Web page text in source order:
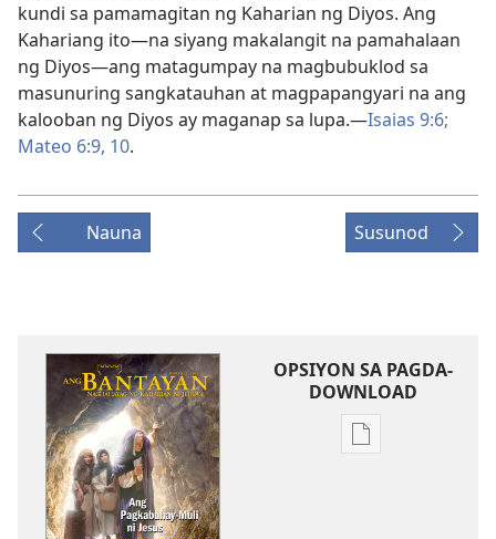
kundi sa pamamagitan ng Kaharian ng Diyos. Ang
Kahariang ito​—na siyang makalangit na pamahalaan
ng Diyos​—​ang matagumpay na magbubuklod sa
masunuring sangkatauhan at magpapangyari na ang
kalooban ng Diyos ay maganap sa lupa.​—Isaias 9:6;
Mateo 6:9, 10.
Nauna Susunod
OPSIYON SA PAGDA-
DOWNLOAD
Opsiyon